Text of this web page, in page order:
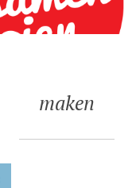
maken